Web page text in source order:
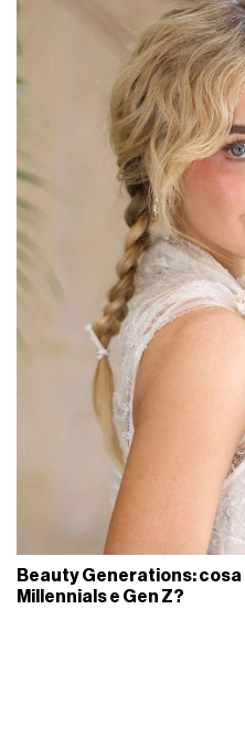
Beauty Generations:
Millennials e Gen Z?